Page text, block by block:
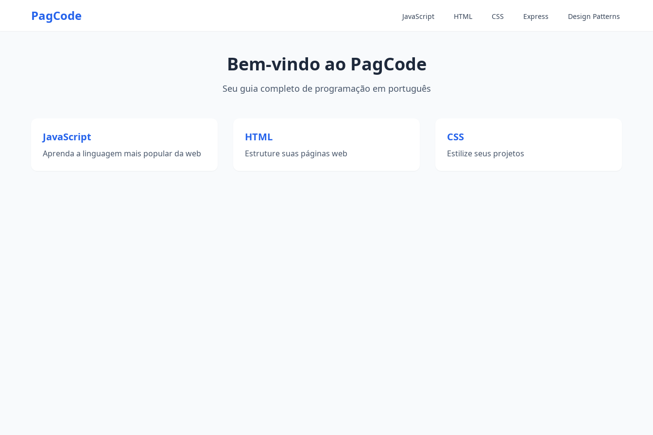
PagCode JavaScript HTML CSS Express Design Patterns
Bem-vindo ao PagCode
Seu guia completo de programação em português
JavaScript
Aprenda a linguagem mais popular da web
HTML
Estruture suas páginas web
CSS
Estilize seus projetos